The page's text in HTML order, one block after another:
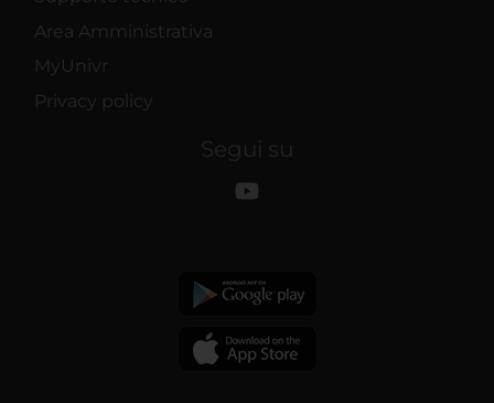
Area Amministrativa
MyUnivr
Privacy policy
Segui su